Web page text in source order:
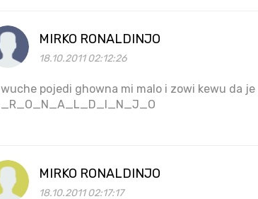
MIRKO RONALDINJO
18.10.2011 02:12:26
wuche pojedi ghowna mi malo i zowi kewu da
_R_O_N_A_L_D_I_N_J_O
MIRKO RONALDINJO
18.10.2011 02:17:17